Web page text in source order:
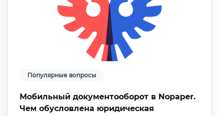
Популярные вопросы
Мобильный документооборот в Nopaper.
Чем обусловлена юридическая